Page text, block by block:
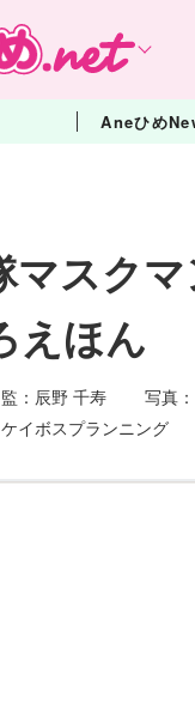
Aneひめ
マスク
えほん
：辰野 千寿 写真
ボスプランニング